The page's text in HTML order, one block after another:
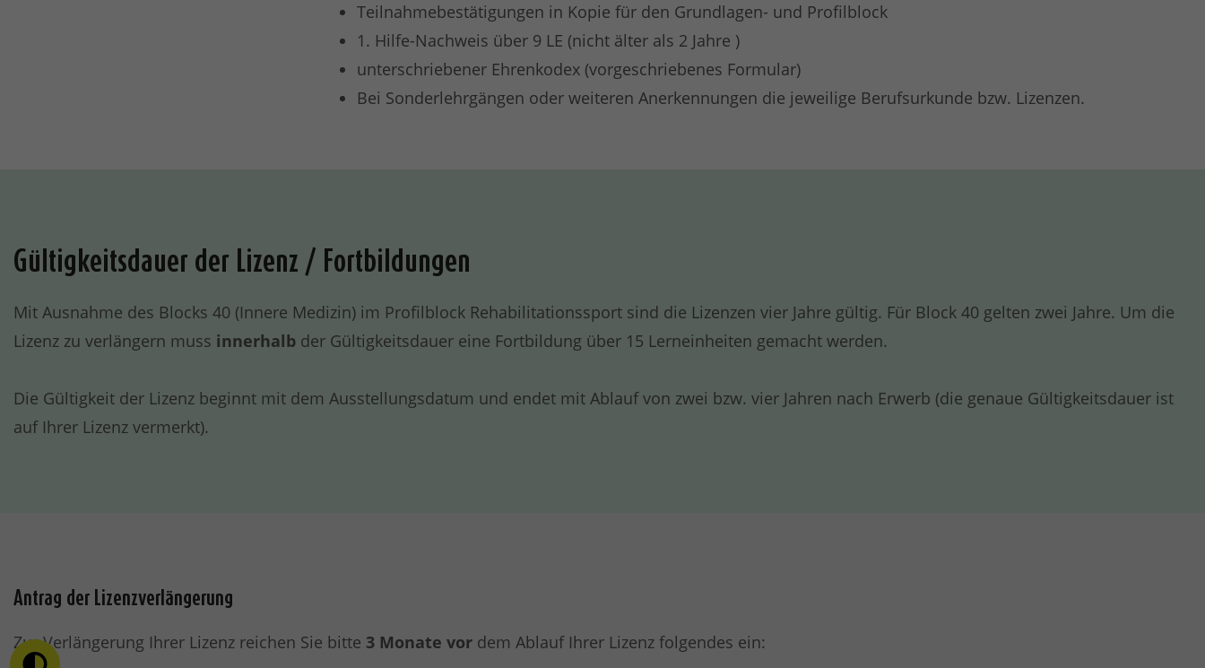
Teilnahmebestätigungen in Kopie für den Grundlagen- und Profilblock
1. Hilfe-Nachweis über 9 LE (nicht älter als 2 Jahre )
unterschriebener Ehrenkodex (vorgeschriebenes Formular)
Bei Sonderlehrgängen oder weiteren Anerkennungen die jeweilige Berufsurkunde bzw. Lizenzen.
Gültigkeitsdauer der Lizenz / Fortbildungen
Mit Ausnahme des Blocks 40 (Innere Medizin) im Profilblock Rehabilitationssport sind die Lizenzen vier Jahre gültig. Für Block 40 gelten zwei Jahre. Um die
Lizenz zu verlängern muss innerhalb der Gültigkeitsdauer eine Fortbildung über 15 Lerneinheiten gemacht werden.
Die Gültigkeit der Lizenz beginnt mit dem Ausstellungsdatum und endet mit Ablauf von zwei bzw. vier Jahren nach Erwerb (die genaue Gültigkeitsdauer ist
auf Ihrer Lizenz vermerkt).
Antrag der Lizenzverlängerung
Zur Verlängerung Ihrer Lizenz reichen Sie bitte 3 Monate vor dem Ablauf Ihrer Lizenz folgendes ein: